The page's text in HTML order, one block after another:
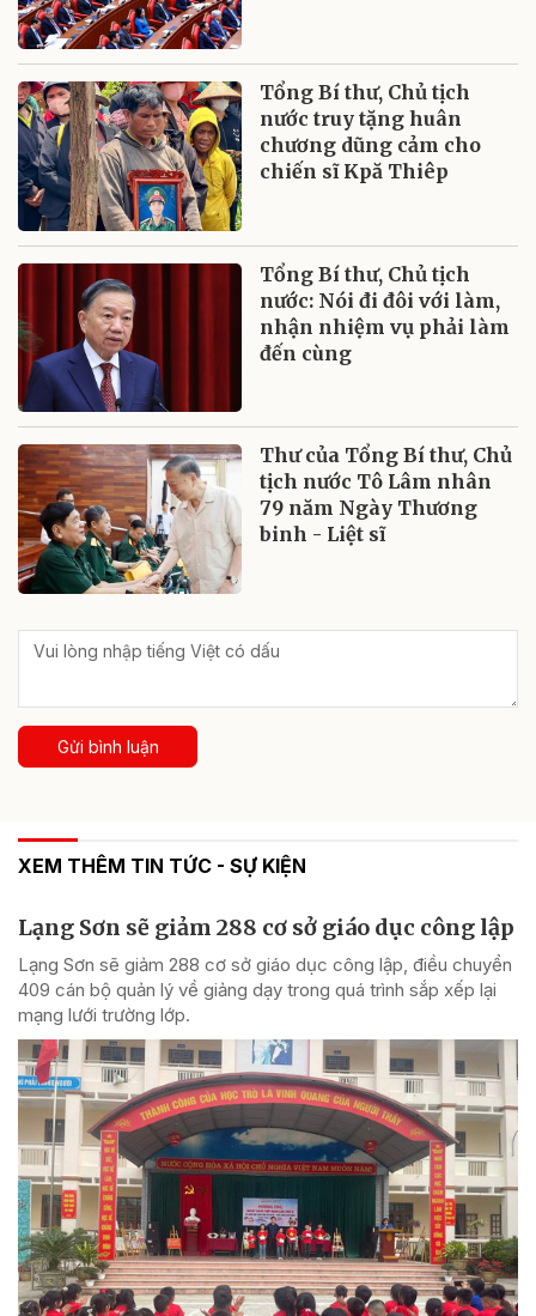
Tổng Bí thư, Chủ tịch
nước truy tặng huân
chương dũng cảm cho
chiến sĩ Kpă Thiêp
Tổng Bí thư, Chủ tịch
nước: Nói đi đôi với làm,
nhận nhiệm vụ phải làm
đến cùng
Thư của Tổng Bí thư, Chủ
tịch nước Tô Lâm nhân
79 năm Ngày Thương
binh - Liệt sĩ
Gửi bình luận
XEM THÊM TIN TỨC - SỰ KIỆN
Lạng Sơn sẽ giảm 288 cơ sở giáo dục công lập
Lạng Sơn sẽ giảm 288 cơ sở giáo dục công lập, điều chuyển
409 cán bộ quản lý về giảng dạy trong quá trình sắp xếp lại
mạng lưới trường lớp.